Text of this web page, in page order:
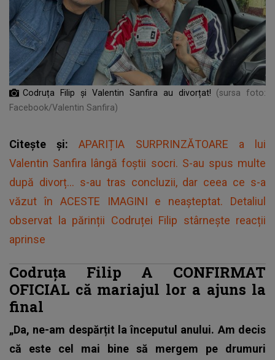
Codruța Filip și Valentin Sanfira au divorțat!
(sursa foto:
Facebook/Valentin Sanfira)
Citește și:APARIȚIA SURPRINZĂTOARE a lui
Valentin Sanfira lângă foştii socri. S-au spus multe
după divorț... s-au tras concluzii, dar ceea ce s-a
văzut în ACESTE IMAGINI e neaşteptat. Detaliul
observat la părinții Codruței Filip stârneşte reacții
aprinse
Codruța Filip A CONFIRMAT
OFICIAL că mariajul lor a ajuns la
final
„Da, ne-am despărțit la începutul anului. Am decis
că este cel mai bine să mergem pe drumuri